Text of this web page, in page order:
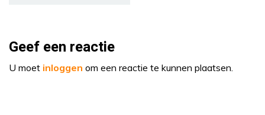
Geef een reactie
U moet inloggen om een reactie te kunnen plaatsen.